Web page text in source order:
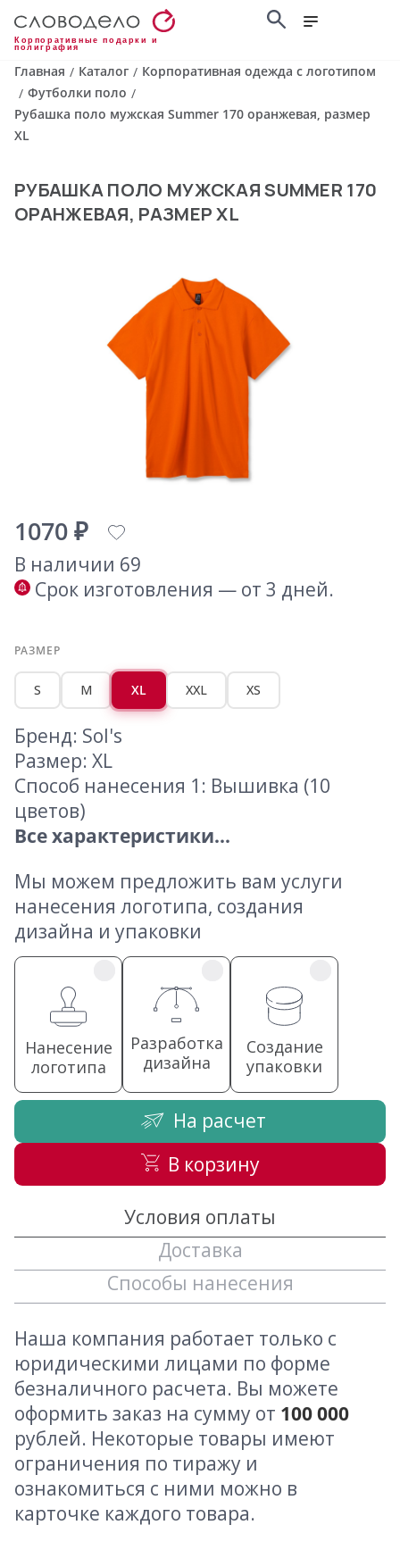
Корпоративные подарки и
полиграфия
Главная / Каталог / Корпоративная одежда с логотипом
/ Футболки поло /
Рубашка поло мужская Summer 170 оранжевая, размер
XL
РУБАШКА ПОЛО МУЖСКАЯ SUMMER 170
ОРАНЖЕВАЯ, РАЗМЕР XL
1070 ₽
В наличии 69
Срок изготовления — от 3 дней.
РАЗМЕР
S M XL XXL XS
Бренд: Sol's
Размер: XL
Способ нанесения 1: Вышивка (10
цветов)
Все характеристики...
Мы можем предложить вам услуги
нанесения логотипа, создания
дизайна и упаковки
Нанесение
логотипа
Разработка
дизайна
Создание
упаковки
На расчет
В корзину
Условия оплаты
Доставка
Способы нанесения
Наша компания работает только с
юридическими лицами по форме
безналичного расчета. Вы можете
оформить заказ на сумму от 100 000
рублей. Некоторые товары имеют
ограничения по тиражу и
ознакомиться с ними можно в
карточке каждого товара.